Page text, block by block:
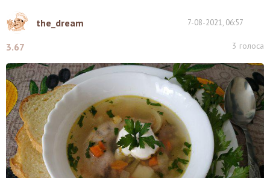
the_dream 7-08-2021, 06:57
3.67 3 голоса